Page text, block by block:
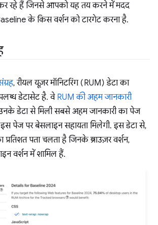
रहे हैं जिनसे आपको यह तय करने में मदद
के किस वर्शन को टारगेट करना है.
, रीयल यूज़र मॉनिटरिंग (RUM) डेटा का
डेटासेट है. वे RUM की अहम जानकारी
डेटा से मिली सबसे अहम जानकारी का पेज
पेज पर बेसलाइन सहायता मिलेगी. इस डेटा से,
पता चलता है जिनके ब्राउज़र वर्शन,
वर्शन में शामिल हैं.